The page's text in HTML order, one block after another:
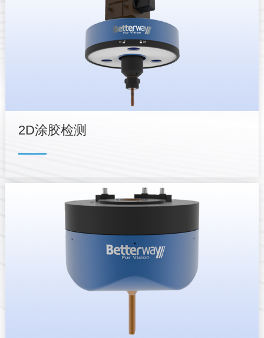
2D涂胶检测